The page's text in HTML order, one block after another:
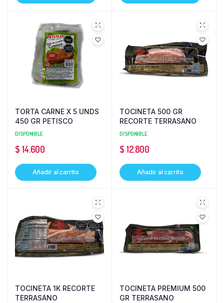
TORTA CARNE X 5 UNDS
450 GR PETISCO
DISPONIBLE
$ 14.600
Añadir al carrito
TOCINETA 500 GR
RECORTE TERRASANO
DISPONIBLE
$ 12.800
Añadir al carrito
TOCINETA 1K RECORTE
TERRASANO
TOCINETA PREMIUM 500
GR TERRASANO